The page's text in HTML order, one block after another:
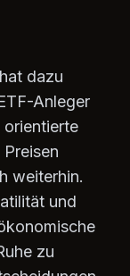
dazu
Anleger
orientierte
weiterhin.
und
zu